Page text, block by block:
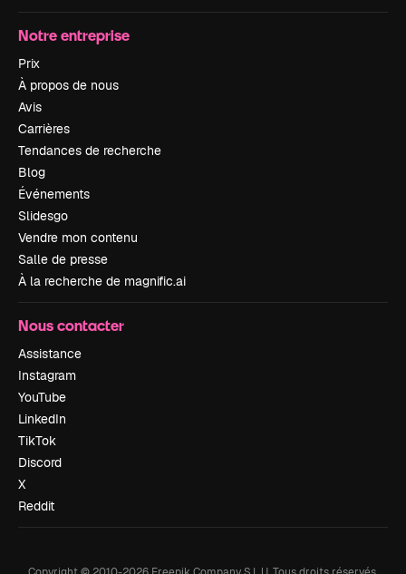
Notre entreprise
Prix
À propos de nous
Avis
Carrières
Tendances de recherche
Blog
Événements
Slidesgo
Vendre mon contenu
Salle de presse
À la recherche de magnific.ai
Nous contacter
Assistance
Instagram
YouTube
LinkedIn
TikTok
Discord
X
Reddit